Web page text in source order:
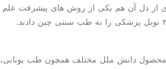
از دل آن هم یكی از روش های پیشرفت علم
محصول دانش ملل مختلف همچون طب یونانی،